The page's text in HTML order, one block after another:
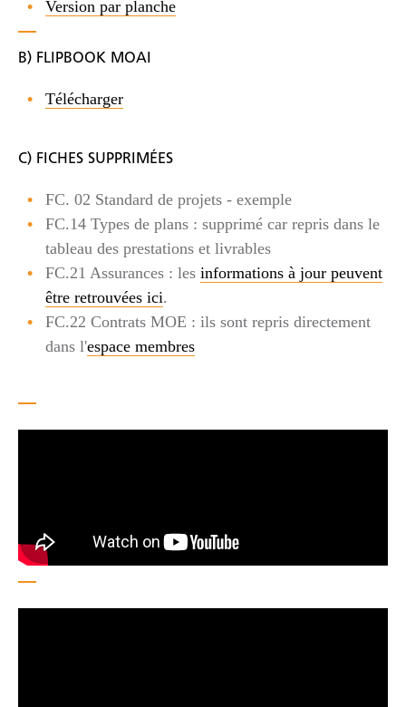
Version par planche
B) FLIPBOOK MOAI
Télécharger
C) FICHES SUPPRIMÉES
FC. 02 Standard de projets - exemple
FC.14 Types de plans : supprimé car repris dans le
tableau des prestations et livrables
FC.21 Assurances : les informations à jour peuvent
être retrouvées ici.
FC.22 Contrats MOE : ils sont repris directement
dans l'espace membres